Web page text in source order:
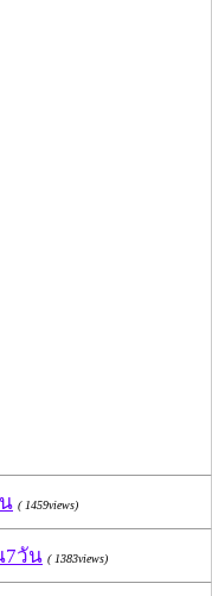
( 1459views)
7วัน ( 1383views)